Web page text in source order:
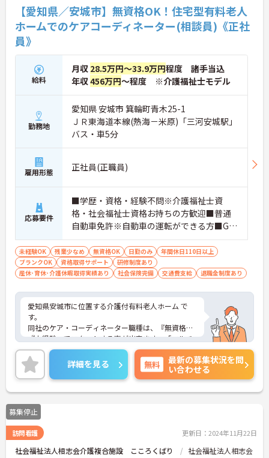
【愛知県／安城市】無資格OK！住宅型有料老人
ホームでのケアコーディネーター(相談員)《正社
員》
給料
月収 28.5万円～33.9万円程度 諸手当込
年収456万円～程度 ※介護福祉士モデル
勤務地
愛知県 安城市 箕輪町青木25-1
ＪＲ東海道本線(熱海－米原)「三河安城駅」
バス・車5分
雇用形態 正社員(正職員)
応募要件
■学歴・資格・経験不問※介護福祉士資
格・社会福祉士資格お持ちの方歓迎■普通
自動車免許※自動車の運転ができる方■Gui
De（メグラスが大切にしているサービス方
針）に沿って、営業活動やお客さまのサポ
ートが出来る方
未経験OK 残業少なめ 無資格OK 日勤のみ
年間休日110日以上
ブランクOK
資格取得サポート
研修制度あり
産休･育休･介護休暇取得実績あり
社会保険完備 交通費支給 退職金制度あり
愛知県安城市に位置する介護付有料老人ホーム で
す。
同社のケア・コーディネーター職種は、『無資格』
『未経験』でスタートする事が出来ます。「マルチ
プレイヤー！」として、ご利用者様とそのご家族様
の間に入り、様々な施設、職種、機関、業者の方と
の架け橋となって頂きます。自由度の高い社風、充
実した福利厚生も魅力です。ご興味をお持ちの方に
は詳細の情報や面接のポイントをお伝えしますので
お気軽にお問い合わせくださいませ。
詳細を見る 無料
最新の募集状況を問
い合わせる
募集停止
訪問看護 更新日：2024年11月22日
社会福祉法人相志会介護複合施設 こころくばり 社会福祉法人相志会